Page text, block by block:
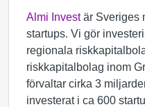
Almi Investär Sveriges
startups. Vi gör
regionala
riskkapitalbolag inom
förvaltar cirka 3
investerat i ca 600